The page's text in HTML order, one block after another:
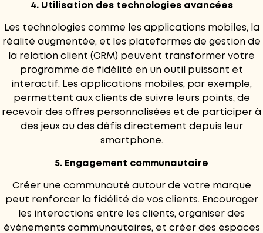
4. Utilisation des technologies avancées
Les technologies comme les applications mobiles, la
réalité augmentée, et les plateformes de gestion de
la relation client (CRM) peuvent transformer votre
programme de fidélité en un outil puissant et
interactif. Les applications mobiles, par exemple,
permettent aux clients de suivre leurs points, de
recevoir des offres personnalisées et de participer à
des jeux ou des défis directement depuis leur
smartphone.
5. Engagement communautaire
Créer une communauté autour de votre marque
peut renforcer la fidélité de vos clients. Encourager
les interactions entre les clients, organiser des
événements communautaires, et créer des espaces